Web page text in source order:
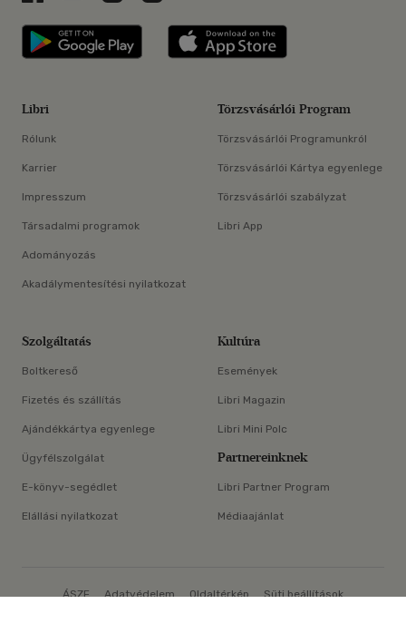
×
Libri applikáció Szerezd meg: Google
Libri
Rólunk
Karrier
Impresszum
Társadalmi programok
Adományozás
Akadálymentesítési nyilatkozat
Törzsvásárlói Program
Törzsvásárlói Programunkról
Törzsvásárlói Kártya egyenlege
Törzsvásárlói szabályzat
Libri App
Szolgáltatás
Boltkereső
Fizetés és szállítás
Ajándékkártya egyenlege
Ügyfélszolgálat
E-könyv-segédlet
Elállási nyilatkozat
Kultúra
Események
Libri Magazin
Libri Mini Polc
Partnereinknek
Libri Partner Program
Médiaajánlat
ÁSZF Adatvédelem Oldaltérkép
Süti beállítások